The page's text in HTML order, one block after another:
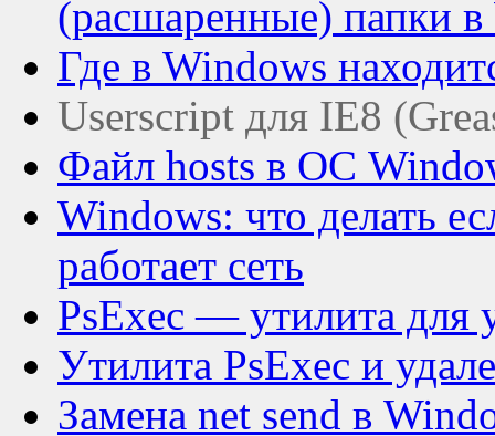
(расшаренные) папки
Где в Windows
Userscript для IE8
Файл hosts в ОС
Windows: что делать
работает сеть
PsExec — утилита для
Утилита PsExec и
Замена net send в